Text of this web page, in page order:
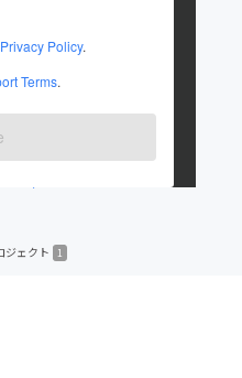
Privacy Policy.
Terms.
ェクトを投稿しています
ジェクト 1